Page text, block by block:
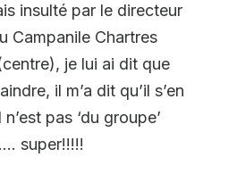
insulté par le directeur
Campanile Chartres
je lui ai dit que
il m’a dit qu’il s’en
pas ‘du groupe’
super!!!!!